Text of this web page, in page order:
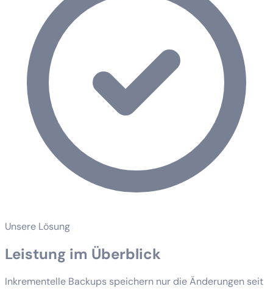
Unsere Lösung
Leistung im Überblick
Inkrementelle Backups speichern nur die Änderungen seit